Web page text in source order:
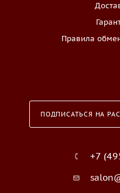
Правила
ПОДПИСАТЬСЯ НА
+7